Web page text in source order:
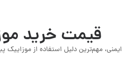
قیمت خرید
ایمنی، مهم‌ترین دلیل استفاده از